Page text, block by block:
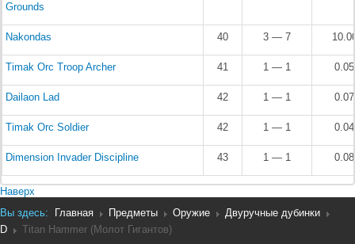
Grounds
Nakondas 40 3 — 7
Timak Orc Troop Archer 41 1 — 1
Dailaon Lad 42 1 — 1
Timak Orc Soldier 42 1 — 1
Dimension Invader Discipline 43 1 — 1
Наверх
Вы здесь:
Главная Предметы Оружие
Двуручные дубинки
D
Titan Hammer (Молот Гигантов)